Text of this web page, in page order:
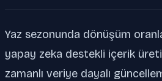
Yaz sezonunda dönüşüm
yapay zeka destekli içerik
zamanlı veriye dayalı